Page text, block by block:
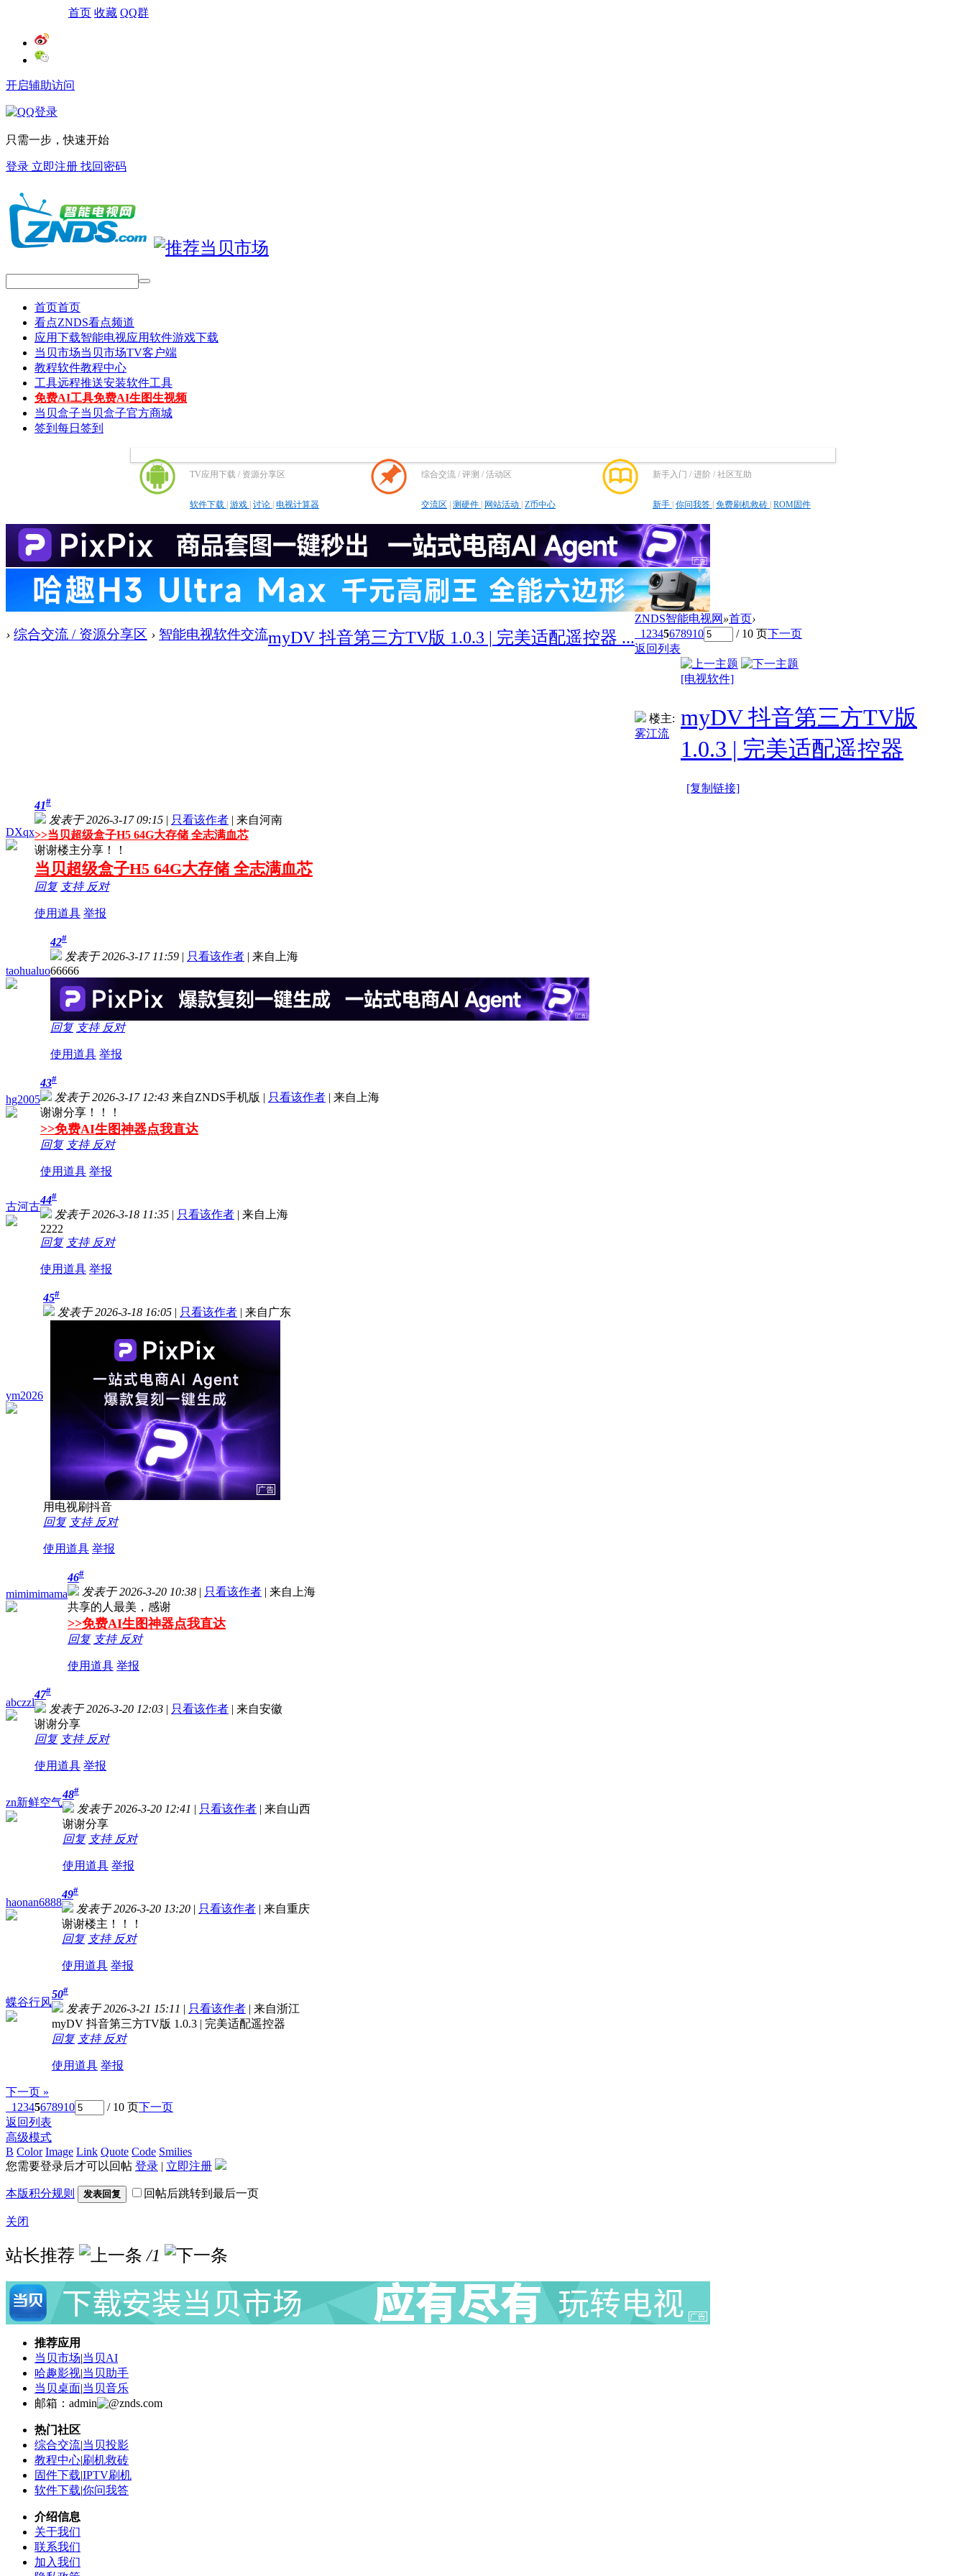
首页 收藏 QQ群
开启辅助访问
只需一步，快速开始
登录 立即注册 找回密码
首页首页
看点ZNDS看点频道
应用下载智能电视应用软件游戏下载
当贝市场当贝市场TV客户端
教程软件教程中心
工具远程推送安装软件工具
免费AI工具免费AI生图生视频
当贝盒子当贝盒子官方商城
签到 每日签到
TV应用下载 / 资源分享区
软件下载 | 游戏 | 讨论 | 电视计算器
综合交流 / 评测 / 活动区
交流区 | 测硬件 | 网站活动 | Z币中心
新手入门 / 进阶 / 社区互助
新手 | 你问我答 | 免费刷机救砖 | ROM固件
ZNDS智能电视网 »首页
› 综合交流 / 资源分享区 › 智能电视软件交流
›
myDV 抖音第三方TV版 1.0.3 | 完美适配遥控器 ... 1 2345678910 / 10 页下一页
返回列表
楼主:
雾江流
[电视软件]
myDV 抖音第三方TV版
1.0.3 | 完美适配遥控器
[复制链接]
DXqx
41#
发表于 2026-3-17 09:15 | 只看该作者 | 来自河南
>>当贝超级盒子H5 64G大存储 全志满血芯
谢谢楼主分享！！
当贝超级盒子H5 64G大存储 全志满血芯
回复 支持 反对
使用道具 举报
taohualuo
42#
发表于 2026-3-17 11:59 | 只看该作者 | 来自上海
66666
回复 支持 反对
使用道具 举报
hg2005
43#
发表于 2026-3-17 12:43 来自ZNDS手机版 | 只看该作者 | 来自上海
谢谢分享！！！
>>免费AI生图神器点我直达
回复 支持 反对
使用道具 举报
古河古
44#
发表于 2026-3-18 11:35 | 只看该作者 | 来自上海
2222
回复 支持 反对
使用道具 举报
ym2026
45#
发表于 2026-3-18 16:05 | 只看该作者 | 来自广东
用电视刷抖音
回复 支持 反对
使用道具 举报
mimimimama
46#
发表于 2026-3-20 10:38 | 只看该作者 | 来自上海
共享的人最美，感谢
>>免费AI生图神器点我直达
回复 支持 反对
使用道具 举报
abczzl
47#
发表于 2026-3-20 12:03 | 只看该作者 | 来自安徽
谢谢分享
回复 支持 反对
使用道具 举报
zn新鲜空气
48#
发表于 2026-3-20 12:41 | 只看该作者 | 来自山西
谢谢分享
回复 支持 反对
使用道具 举报
haonan6888
49#
发表于 2026-3-20 13:20 | 只看该作者 | 来自重庆
谢谢楼主！！！
回复 支持 反对
使用道具 举报
蝶谷行风
50#
发表于 2026-3-21 15:11 | 只看该作者 | 来自浙江
myDV 抖音第三方TV版 1.0.3 | 完美适配遥控器
回复 支持 反对
使用道具 举报
下一页 »
1 2345678910 / 10 页下一页
返回列表
高级模式
B Color Image Link Quote Code Smilies
您需要登录后才可以回帖 登录 | 立即注册
本版积分规则 发表回复 回帖后跳转到最后一页
关闭
站长推荐 /1
推荐应用
当贝市场|当贝AI
哈趣影视|当贝助手
当贝桌面|当贝音乐
邮箱：admin
znds.com
热门社区
综合交流|当贝投影
教程中心|刷机救砖
固件下载|IPTV刷机
软件下载|你问我答
介绍信息
关于我们
联系我们
加入我们